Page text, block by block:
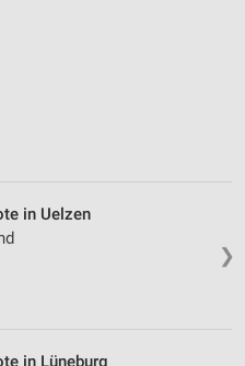
❯
in Uelzen
in Lüneburg